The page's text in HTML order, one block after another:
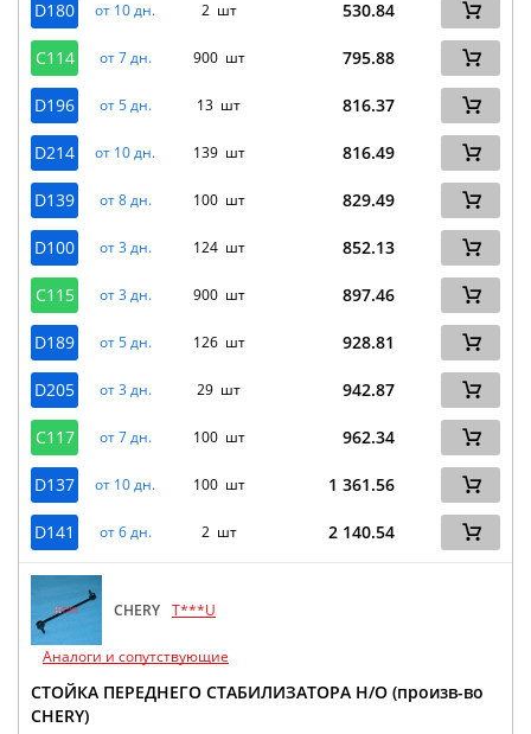
D180 от 10 дн. 2 шт 530.84
C114 от 7 дн. 900 шт 795.88
D196 от 5 дн. 13 шт 816.37
D214 от 10 дн. 139 шт 816.49
D139 от 8 дн. 100 шт 829.49
D100 от 3 дн. 124 шт 852.13
C115 от 3 дн. 900 шт 897.46
D189 от 5 дн. 126 шт 928.81
D205 от 3 дн. 29 шт 942.87
C117 от 7 дн. 100 шт 962.34
D137 от 10 дн. 100 шт 1 361.56
D141 от 6 дн. 2 шт 2 140.54
CHERY T***U
Аналоги и сопутствующие
СТОЙКА ПЕРЕДНЕГО СТАБИЛИЗАТОРА Н/О (произв-во
CHERY)